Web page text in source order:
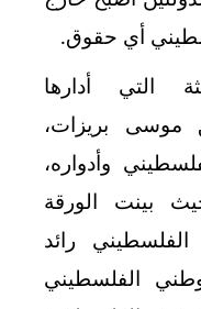
أي حقوق.
التي أدارها
موسى بريزات،
وأدواره،
بينت الورقة
رائد
الفلسطيني